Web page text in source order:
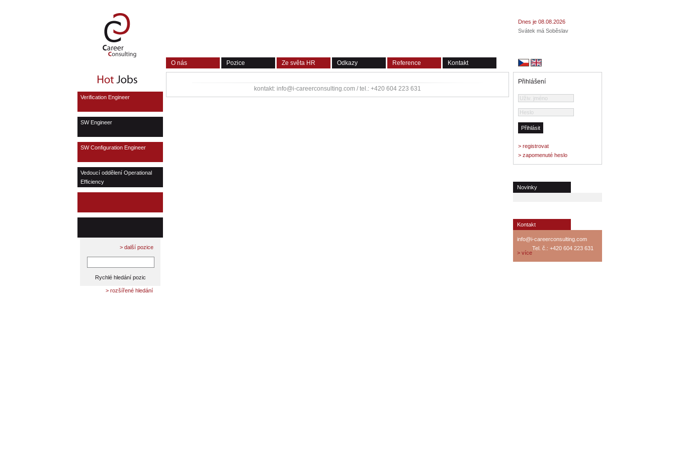
Dnes je 08.08.2026
Svátek má Soběslav
O nás Pozice Ze světa HR Odkazy Reference Kontakt
Verification Engineer
SW Engineer
SW Configuration Engineer
Vedoucí oddělení Operational
Efficiency
> další pozice
> rozšířené hledání
Přihlášení
> registrovat
> zapomenuté heslo
Novinky
Kontakt
info@i-careerconsulting.com
Tel. č.: +420 604 223 631
> více
kontakt: info@i-careerconsulting.com / tel.: +420 604 223 631